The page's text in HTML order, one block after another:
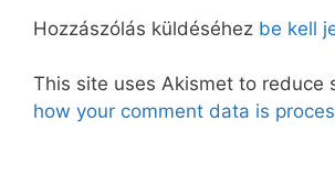
Hozzászólás küldéséhez be kell
This site uses Akismet to reduce
how your comment data is